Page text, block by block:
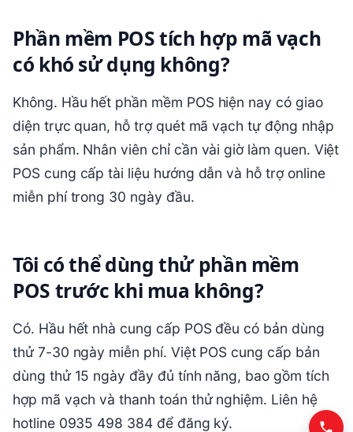
Phần mềm POS tích hợp mã vạch
có khó sử dụng không?
Không. Hầu hết phần mềm POS hiện nay có giao
diện trực quan, hỗ trợ quét mã vạch tự động nhập
sản phẩm. Nhân viên chỉ cần vài giờ làm quen. Việt
POS cung cấp tài liệu hướng dẫn và hỗ trợ online
miễn phí trong 30 ngày đầu.
Tôi có thể dùng thử phần mềm
POS trước khi mua không?
Có. Hầu hết nhà cung cấp POS đều có bản dùng
thử 7-30 ngày miễn phí. Việt POS cung cấp bản
dùng thử 15 ngày đầy đủ tính năng, bao gồm tích
hợp mã vạch và thanh toán thử nghiệm. Liên hệ
hotline 0935 498 384 để đăng ký.